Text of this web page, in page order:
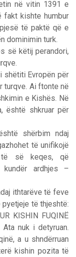
në vitin 1391 e
fakt kishte humbur
të paktë që e
dominimin turk.
së këtij perandori,
shëtiti Evropën për
turqve. Ai ftonte në
e Kishës. Në
është shkruar për
shërbim ndaj
të unifikojë
të së keqes, që
kundër ardhjes –
ithtarëve të feve
të thjeshtë:
KISHIN FUQINË
Ata nuk i detyruan.
a u shndërruan
kishin pozita të